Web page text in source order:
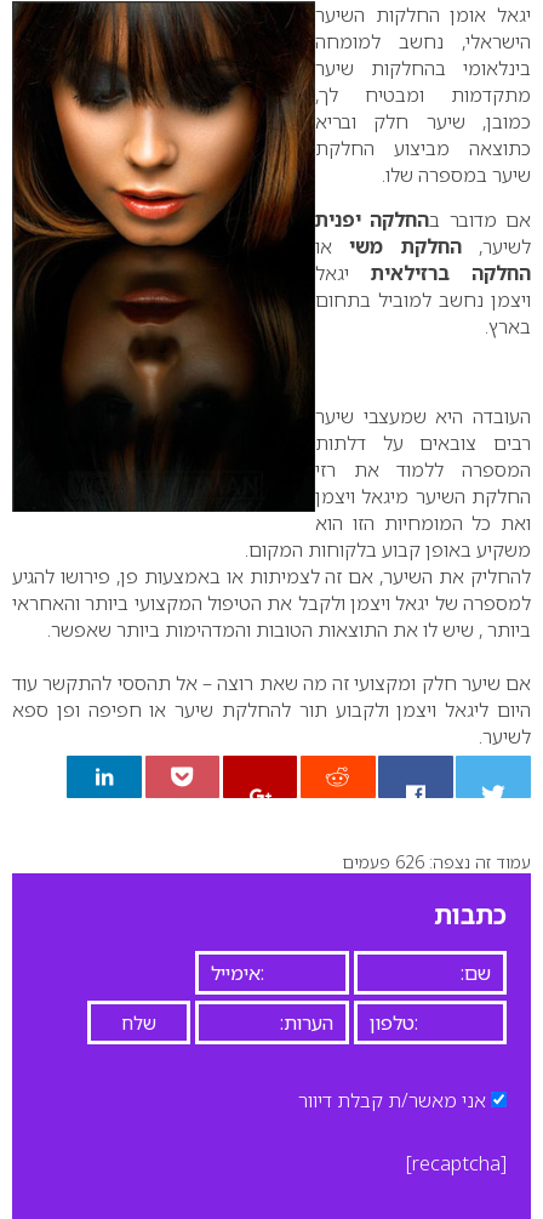
יגאל אומן החלקות השיער
הישראלי, נחשב למומחה
בינלאומי בהחלקות שיער
מתקדמות ומבטיח לך,
כמובן, שיער חלק ובריא
כתוצאה מביצוע החלקת
שיער במספרה שלו.
אם מדובר בהחלקה יפנית
לשיער,החלקת משיאו
החלקה ברזילאית יגאל
ויצמן נחשב למוביל בתחום
בארץ.
העובדה היא שמעצבי שיער
רבים צובאים על דלתות
המספרה ללמוד את רזי
החלקת השיער מיגאל ויצמן
ואת כל המומחיות הזו הוא
משקיע באופן קבוע בלקוחות המקום.
להחליק את השיער, אם זה לצמיתות או באמצעות פן, פירושו להגיע
למספרה של יגאל ויצמן ולקבל את הטיפול המקצועי ביותר והאחראי
ביותר , שיש לו את התוצאות הטובות והמדהימות ביותר שאפשר.
אם שיער חלק ומקצועי זה מה שאת רוצה – אל תהססי להתקשר עוד
היום ליגאל ויצמן ולקבוע תור להחלקת שיער או חפיפה ופן ספא
לשיער.
0
עמוד זה נצפה: 626 פעמים
כתבות
אני מאשר/ת קבלת דיוור
[recaptcha]